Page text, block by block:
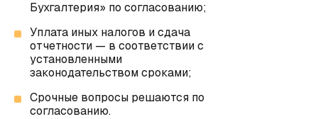
Бухгалтерия» по согласованию;
Уплата иных налогов и сдача
отчетности — в соответствии с
установленными
законодательством сроками;
Срочные вопросы решаются по
согласованию.